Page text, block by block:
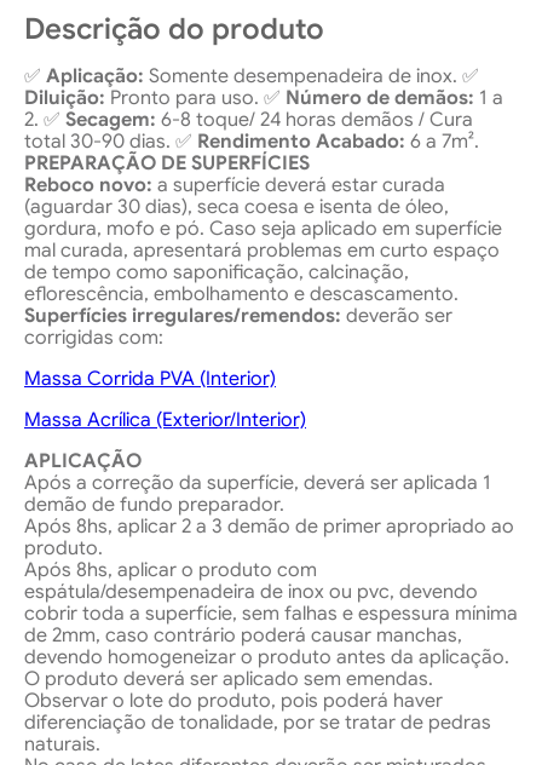
Descrição do produto
✅ Aplicação: Somente desempenadeira de inox. ✅
Diluição: Pronto para uso. ✅ Número de demãos: 1 a
2. ✅ Secagem: 6-8 toque/ 24 horas demãos / Cura
total 30-90 dias. ✅ Rendimento Acabado: 6 a 7m².
PREPARAÇÃO DE SUPERFÍCIES
Reboco novo: a superfície deverá estar curada
(aguardar 30 dias), seca coesa e isenta de óleo,
gordura, mofo e pó. Caso seja aplicado em superfície
mal curada, apresentará problemas em curto espaço
de tempo como saponificação, calcinação,
eflorescência, embolhamento e descascamento.
Superfícies irregulares/remendos: deverão ser
corrigidas com:
Massa Corrida PVA (Interior)
Massa Acrílica (Exterior/Interior)
APLICAÇÃO
Após a correção da superfície, deverá ser aplicada 1
demão de fundo preparador.
Após 8hs, aplicar 2 a 3 demão de primer apropriado ao
produto.
Após 8hs, aplicar o produto com
espátula/desempenadeira de inox ou pvc, devendo
cobrir toda a superfície, sem falhas e espessura mínima
de 2mm, caso contrário poderá causar manchas,
devendo homogeneizar o produto antes da aplicação.
O produto deverá ser aplicado sem emendas.
Observar o lote do produto, pois poderá haver
diferenciação de tonalidade, por se tratar de pedras
naturais.